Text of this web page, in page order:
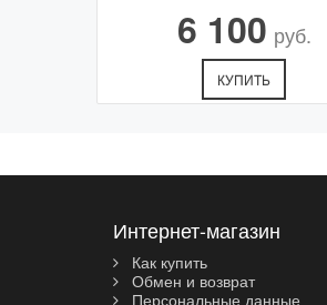
6 100 руб.
КУПИТЬ
Интернет-магазин
Как купить
Обмен и возврат
Персональные данные